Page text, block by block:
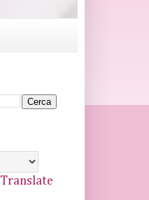
Translate